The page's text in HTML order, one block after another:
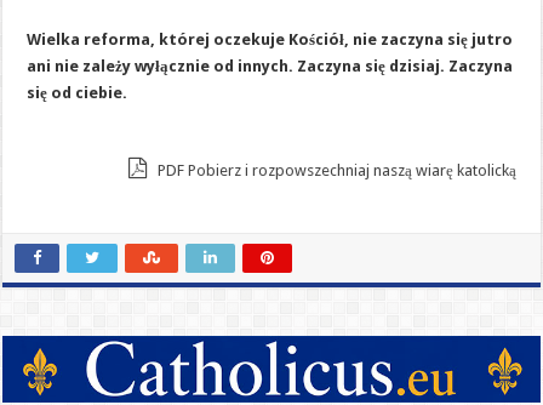
Wielka reforma, której oczekuje Kościół, nie zaczyna się jutro
ani nie zależy wyłącznie od innych. Zaczyna się dzisiaj. Zaczyna
się od ciebie.
PDF Pobierz i rozpowszechniaj naszą wiarę katolicką